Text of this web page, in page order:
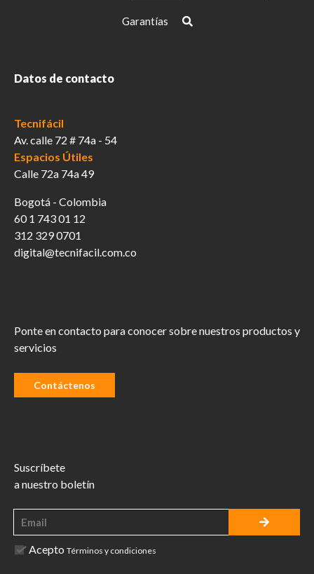
Garantías
Datos de contacto
Tecnifácil
Av. calle 72 # 74a - 54
Espacios Útiles
Calle 72a 74a 49
Bogotá - Colombia
60 1 743 01 12
312 329 0701
digital@tecnifacil.com.co
Ponte en contacto para conocer sobre nuestros productos y
servicios
Contáctenos
Suscríbete
a nuestro boletín
Acepto Términos y condiciones